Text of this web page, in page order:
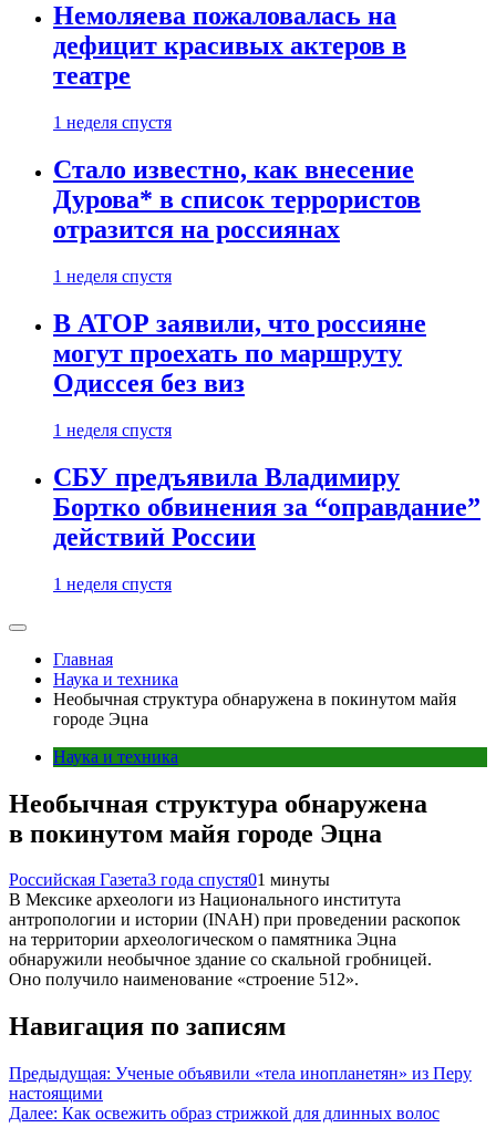
Немоляева пожаловалась на
дефицит красивых актеров в
театре
1 неделя спустя
Стало известно, как внесение
Дурова* в список террористов
отразится на россиянах
1 неделя спустя
В АТОР заявили, что россияне
могут проехать по маршруту
Одиссея без виз
1 неделя спустя
СБУ предъявила Владимиру
Бортко обвинения за “оправдание”
действий России
1 неделя спустя
Главная
Наука и техника
Необычная структура обнаружена в покинутом майя
городе Эцна
Наука и техника
Необычная структура обнаружена
в покинутом майя городе Эцна
Российская Газета3 года спустя01 минуты
В Мексике археологи из Национального института
антропологии и истории (INAH) при проведении раскопок
на территории археологическом о памятника Эцна
обнаружили необычное здание со скальной гробницей.
Оно получило наименование «строение 512».
Навигация по записям
Предыдущая: Ученые объявили «тела инопланетян» из Перу
настоящими
Далее: Как освежить образ стрижкой для длинных волос